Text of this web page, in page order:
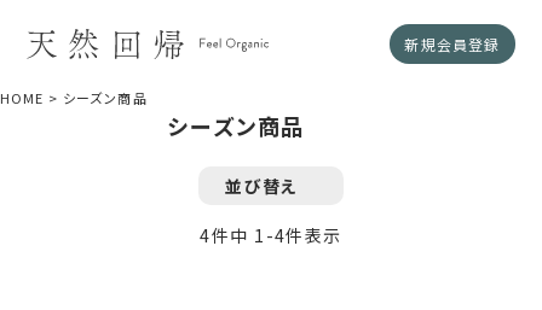
新規会員登録
HOME シーズン商品
シーズン商品
並び替え
4件中 1 -4件表示